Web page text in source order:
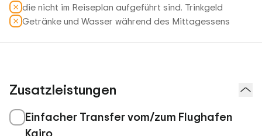
die nicht im Reiseplan aufgeführt sind. Trinkgeld
Getränke und Wasser während des Mittagessens
Zusatzleistungen
Einfacher Transfer vom/zum Flughafen
Kairo